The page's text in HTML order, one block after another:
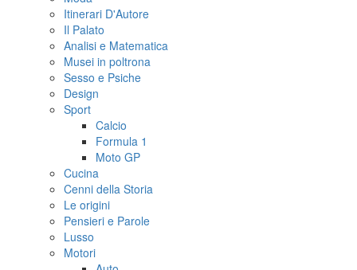
Itinerari D'Autore
Il Palato
Analisi e Matematica
Musei in poltrona
Sesso e Psiche
Design
Sport
Calcio
Formula 1
Moto GP
Cucina
Cenni della Storia
Le origini
Pensieri e Parole
Lusso
Motori